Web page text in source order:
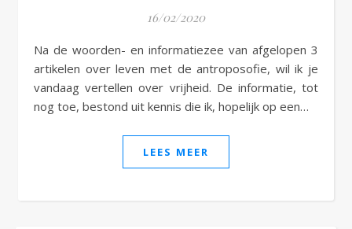
16/02/2020
Na de woorden- en informatiezee van afgelopen 3
artikelen over leven met de antroposofie, wil ik je
vandaag vertellen over vrijheid. De informatie, tot
nog toe, bestond uit kennis die ik, hopelijk op een…
LEES MEER